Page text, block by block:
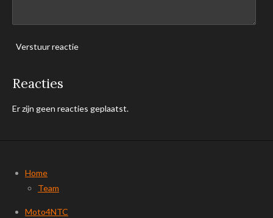
Verstuur reactie
Reacties
Er zijn geen reacties geplaatst.
Home
Team
Moto4NTC